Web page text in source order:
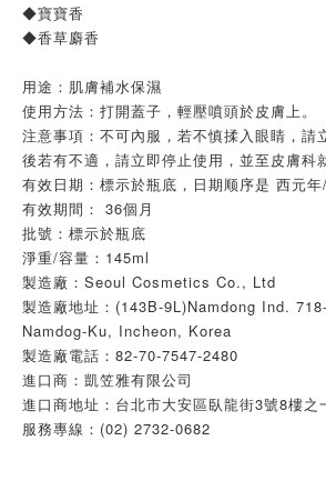
◆寶寶香
◆香草麝香
用途：肌膚補水保濕
使用方法：打開蓋子，輕壓噴頭於皮膚上。
注意事項：不可內服，若不慎揉入眼睛，請
後若有不適，請立即停止使用，並至皮膚科
有效日期：標示於瓶底，日期顺序是 西元
有效期間： 36個月
批號：標示於瓶底
淨重/容量：145ml
製造廠：Seoul Cosmetics Co., Ltd
製造廠地址：(143B-9L)Namdong Ind.
Namdog-Ku, Incheon, Korea
製造廠電話：82-70-7547-2480
進口商：凱笠雅有限公司
進口商地址：台北市大安區臥龍街3號8樓之
服務專線：(02) 2732-0682